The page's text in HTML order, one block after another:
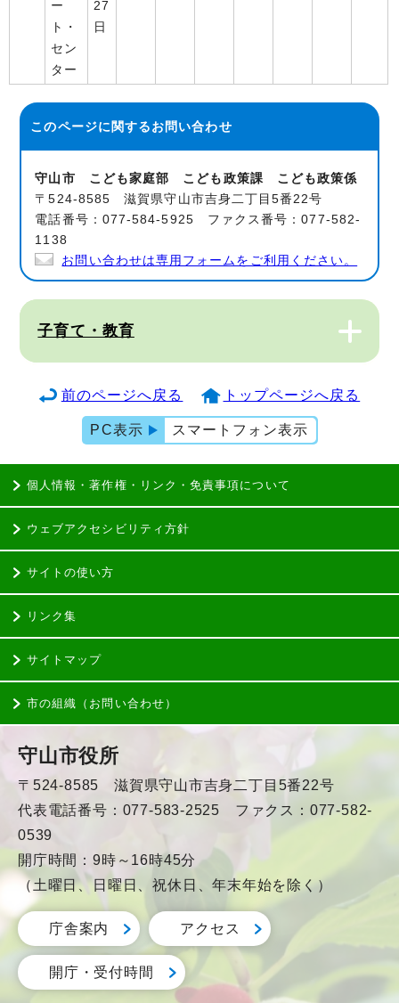
ー
ト・
セン
ター
27
日
このページに関するお問い合わせ
守山市 こども家庭部 こども政策課 こども政策係
〒524-8585 滋賀県守山市吉身二丁目5番22号
電話番号：077-584-5925 ファクス番号：077-582-
1138
お問い合わせは専用フォームをご利用ください。
子育て・教育
前のページへ戻る トップページへ戻る
PC表示 スマートフォン表示
個人情報・著作権・リンク・免責事項について
ウェブアクセシビリティ方針
サイトの使い方
リンク集
サイトマップ
市の組織（お問い合わせ）
守山市役所
〒524-8585 滋賀県守山市吉身二丁目5番22号
代表電話番号：077-583-2525 ファクス：077-582-
0539
開庁時間：9時～16時45分
（土曜日、日曜日、祝休日、年末年始を除く）
庁舎案内 アクセス
開庁・受付時間